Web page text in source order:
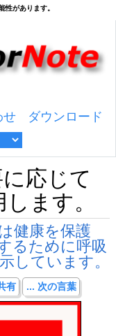
せ ダウンロード
応じて
ます。
健康を保護
るために呼吸
しています。
有 ... 次の言葉